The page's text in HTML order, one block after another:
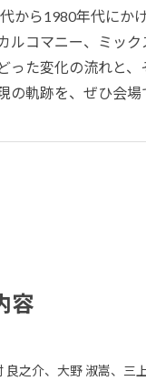
から1980年代にか
ルコマニー、ミッ
った変化の流れと
の軌跡を、ぜひ会場
容
良之介、大野 淑嵩、三